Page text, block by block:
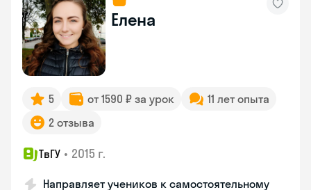
Елена
5 от 1590 ₽ за урок
11 лет опыта
2 отзыва
ТвГУ • 2015 г.
Направляет учеников к самостоятельному